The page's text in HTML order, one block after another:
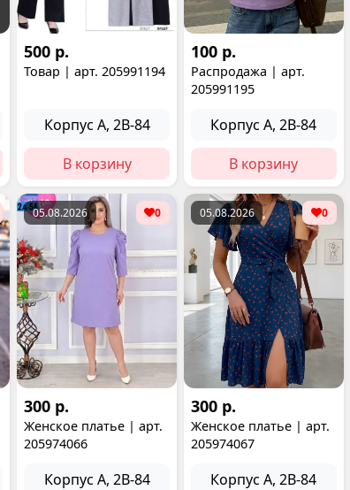
500 р.
Товар | арт. 205991194
Корпус А, 2В-84
В корзину
100 р.
Распродажа | арт.
205991195
Корпус А, 2В-84
В корзину
05.08.2026 0
300 р.
Женское платье | арт.
205974066
Корпус А, 2В-84
05.08.2026 0
300 р.
Женское платье | арт.
205974067
Корпус А, 2В-84